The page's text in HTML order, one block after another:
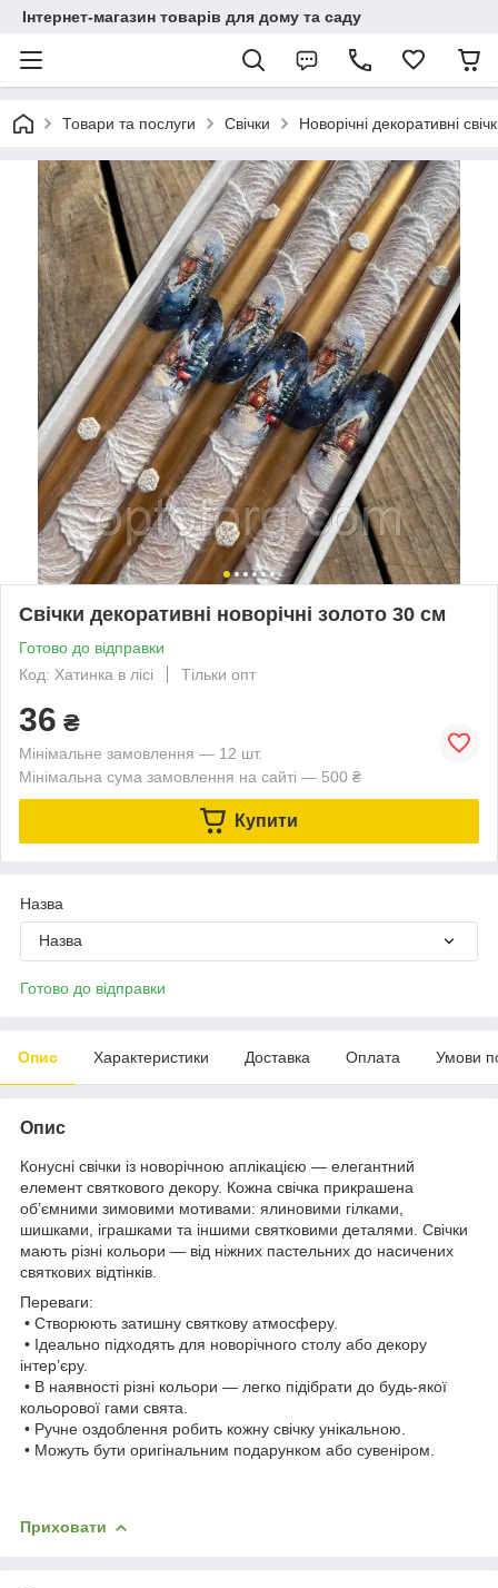
Інтернет-магазин товарів для дому та саду
Товари та послуги Свічки Новорічні декоративні
Свічки декоративні новорічні золото 30 см
Готово до відправки
Код: Хатинка в лісі
Тільки опт
36 ₴
Мінімальне замовлення — 12 шт.
Мінімальна сума замовлення на сайті — 500 ₴
Купити
Назва
Назва
Готово до відправки
Опис Характеристики Доставка Оплата Умови
Опис
Конусні свічки із новорічною аплікацією — елегантний
елемент святкового декору. Кожна свічка прикрашена
об’ємними зимовими мотивами: ялиновими гілками,
шишками, іграшками та іншими святковими деталями. Свічки
мають різні кольори — від ніжних пастельних до насичених
святкових відтінків.
Переваги:
• Створюють затишну святкову атмосферу.
• Ідеально підходять для новорічного столу або декору
інтер’єру.
• В наявності різні кольори — легко підібрати до будь-якої
кольорової гами свята.
• Ручне оздоблення робить кожну свічку унікальною.
• Можуть бути оригінальним подарунком або сувеніром.
Приховати